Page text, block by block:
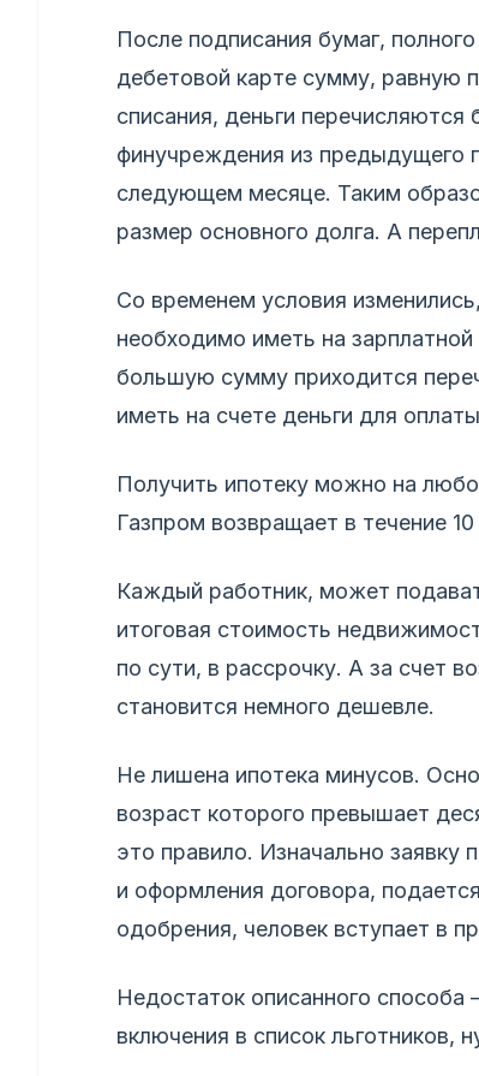
После подписания бумаг,
дебетовой карте сумму, равную
списания, деньги
финучреждения из предыдущего
следующем месяце. Таким
размер основного долга. А
Со временем условия
необходимо иметь на
большую сумму приходится
иметь на счете деньги для
Получить ипотеку можно на
Газпром возвращает в течение
Каждый работник, может
итоговая стоимость
по сути, в рассрочку. А за счет
становится немного дешевле.
Не лишена ипотека минусов.
возраст которого превышает
это правило. Изначально
и оформления договора,
одобрения, человек вступает в
Недостаток описанного
включения в список льготников,